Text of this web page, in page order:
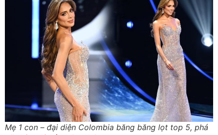
Mẹ 1 con – đại diện Colombia băng băng lọt top 5, phá